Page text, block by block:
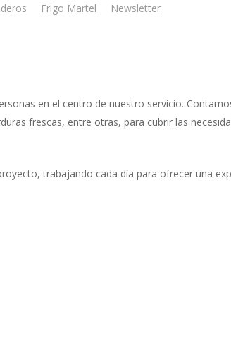
Frigo Martel Newsletter
en el centro de nuestro servicio.
frescas, entre otras, para cubrir las
trabajando cada día para ofrecer una